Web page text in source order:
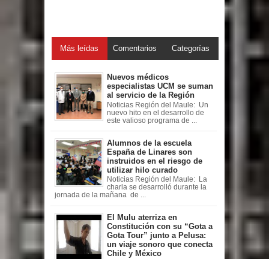
Más leídas Comentarios Categorías
Nuevos médicos
especialistas UCM se suman
al servicio de la Región
Noticias Región del Maule: Un
nuevo hito en el desarrollo de
este valioso programa de ...
Alumnos de la escuela
España de Linares son
instruidos en el riesgo de
utilizar hilo curado
Noticias Región del Maule: La
charla se desarrolló durante la
jornada de la mañana de ...
El Mulu aterriza en
Constitución con su “Gota a
Gota Tour” junto a Pelusa:
un viaje sonoro que conecta
Chile y México